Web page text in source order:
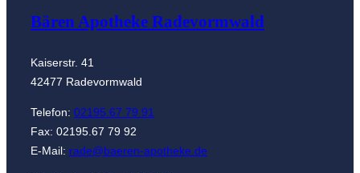
Bären Apotheke Radevormwald
Kaiserstr. 41
42477 Radevormwald
Telefon: 02195.67 79 91
Fax: 02195.67 79 92
E-Mail: rade@baeren-apotheke.de